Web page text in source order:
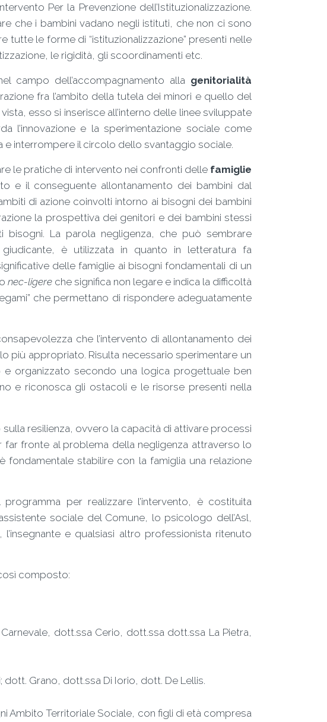
Per la Prevenzione dell’Istituzionalizzazione.
che i bambini vadano negli istituti, che non ci sono
tutte le forme di “istituzionalizzazione” presenti nelle
le rigidità, gli scoordinamenti etc.
campo dell’accompagnamento alla genitorialità
fra l’ambito della tutela dei minori e quello del
esso si inserisce all’interno delle linee sviluppate
l’innovazione e la sperimentazione sociale come
interrompere il circolo dello svantaggio sociale.
le pratiche di intervento nei confronti delle famiglie
e il conseguente allontanamento dei bambini dal
di azione coinvolti intorno ai bisogni dei bambini
la prospettiva dei genitori e dei bambini stessi
bisogni. La parola negligenza, che può sembrare
è utilizzata in quanto in letteratura fa
delle famiglie ai bisogni fondamentali di un
nec-ligere che significa non legare e indica la difficoltà
che permettano di rispondere adeguatamente
che l’intervento di allontanamento dei
più appropriato. Risulta necessario sperimentare un
organizzato secondo una logica progettuale ben
e riconosca gli ostacoli e le risorse presenti nella
resilienza, ovvero la capacità di attivare processi
fronte al problema della negligenza attraverso lo
stabilire con la famiglia una relazione
per realizzare l’intervento, è costituita
sociale del Comune, lo psicologo dell’Asl,
l’insegnante e qualsiasi altro professionista ritenuto
composto:
dott.ssa Cerio, dott.ssa dott.ssa La Pietra,
Grano, dott.ssa Di Iorio, dott. De Lellis.
Ambito Territoriale Sociale, con figli di età compresa